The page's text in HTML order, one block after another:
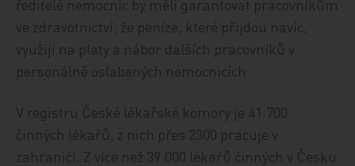
ředitelé nemocnic by měli garantovat pracovníkům
ve zdravotnictví, že peníze, které přijdou navíc,
využijí na platy a nábor dalších pracovníků v
personálně oslabených nemocnicích.
V registru České lékařské komory je 41.700
činných lékařů, z nich přes 2300 pracuje v
zahraničí. Z více než 39.000 lékařů činných v Česku